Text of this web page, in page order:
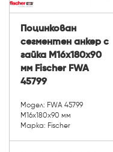
Поцинкован
сегментен анкер с
гайка М16х180х90
мм Fischer FWA
45799
Модел: FWA 45799
М16х180х90 мм
Марка: Fischer